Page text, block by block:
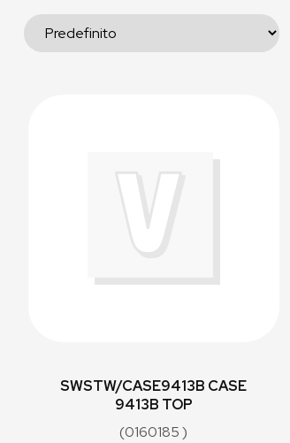
SWSTW/CASE9413B CASE
9413B TOP
(0160185 )